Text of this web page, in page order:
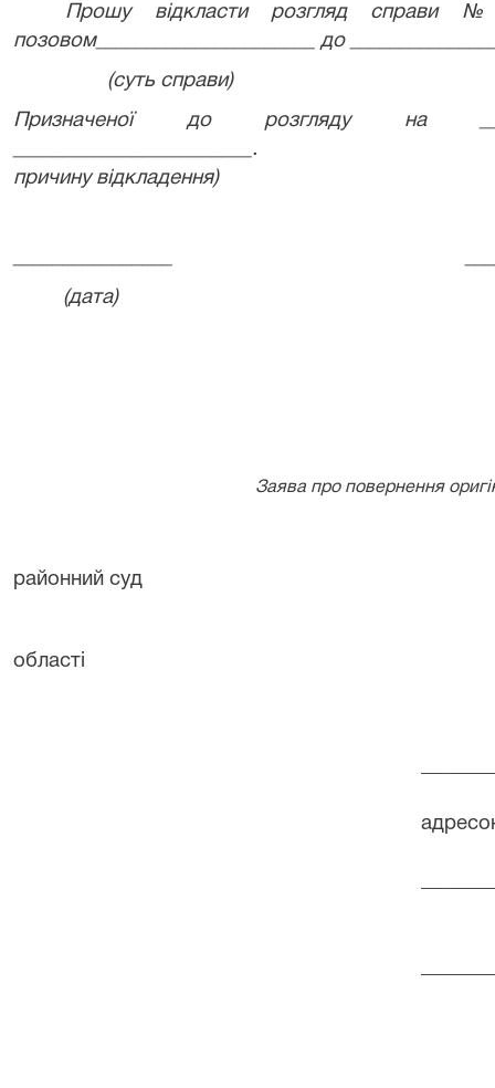
Прошу відкласти розгляд справи №
позовом______________________ до
(суть справи)
Призначеної до розгляду на
________________________.
причину відкладення)
(дата)
Заява про повернення
районний суд
області